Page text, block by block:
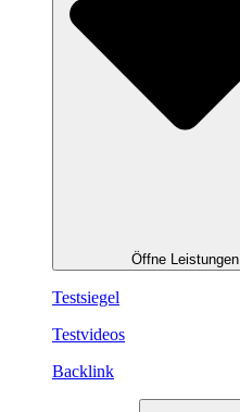
Öffne Leistungen
Testsiegel
Testvideos
Backlink